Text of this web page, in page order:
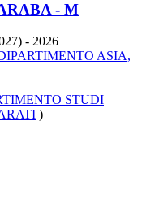
- M
- 2026
ASIA,
STUDI
)